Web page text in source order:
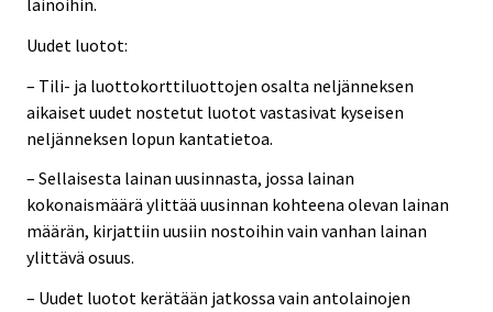
lainoihin.
Uudet luotot:
– Tili- ja luottokorttiluottojen osalta neljänneksen
aikaiset uudet nostetut luotot vastasivat kyseisen
neljänneksen lopun kantatietoa.
– Sellaisesta lainan uusinnasta, jossa lainan
kokonaismäärä ylittää uusinnan kohteena olevan lainan
määrän, kirjattiin uusiin nostoihin vain vanhan lainan
ylittävä osuus.
– Uudet luotot kerätään jatkossa vain antolainojen